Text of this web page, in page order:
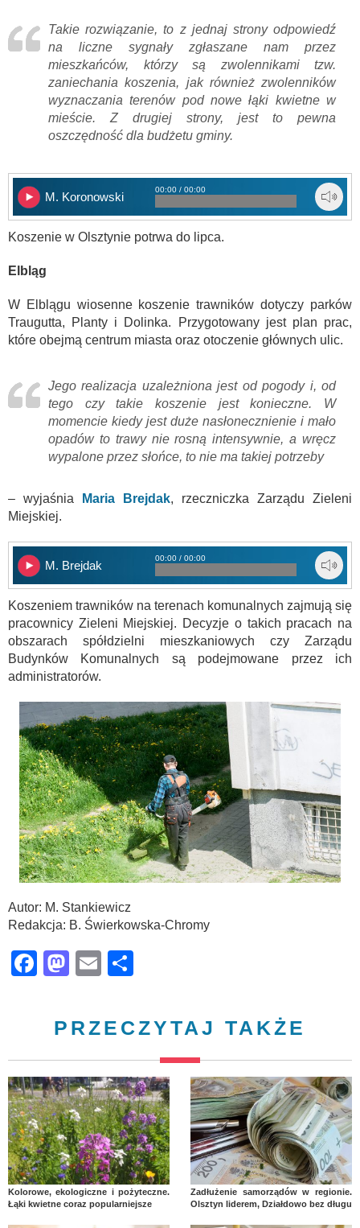
Takie rozwiązanie, to z jednaj strony odpowiedź
na liczne sygnały zgłaszane nam przez
mieszkańców, którzy są zwolennikami tzw.
zaniechania koszenia, jak również zwolenników
wyznaczania terenów pod nowe łąki kwietne w
mieście. Z drugiej strony, jest to pewna
oszczędność dla budżetu gminy.
M. Koronowski
00:00 / 00:00
Koszenie w Olsztynie potrwa do lipca.
Elbląg
W Elblągu wiosenne koszenie trawników dotyczy parków
Traugutta, Planty i Dolinka. Przygotowany jest plan prac,
które obejmą centrum miasta oraz otoczenie głównych ulic.
Jego realizacja uzależniona jest od pogody i, od
tego czy takie koszenie jest konieczne. W
momencie kiedy jest duże nasłonecznienie i mało
opadów to trawy nie rosną intensywnie, a wręcz
wypalone przez słońce, to nie ma takiej potrzeby
– wyjaśnia Maria Brejdak, rzeczniczka Zarządu Zieleni
Miejskiej.
M. Brejdak
00:00 / 00:00
Koszeniem trawników na terenach komunalnych zajmują się
pracownicy Zieleni Miejskiej. Decyzje o takich pracach na
obszarach spółdzielni mieszkaniowych czy Zarządu
Budynków Komunalnych są podejmowane przez ich
administratorów.
Autor: M. Stankiewicz
Redakcja: B. Świerkowska-Chromy
Facebook
Mastodon
Email
PRZECZYTAJ TAKŻE
Kolorowe, ekologiczne i pożyteczne.
Łąki kwietne coraz popularniejsze
Zadłużenie samorządów w regionie.
Olsztyn liderem, Działdowo bez długu